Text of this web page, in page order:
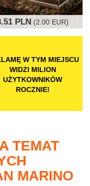
PLN (2.00 EUR)
W TYM MIEJSCU
WIDZI MILION
UŻYTKOWNIKÓW
ROCZNIE!
TEMAT
MARINO